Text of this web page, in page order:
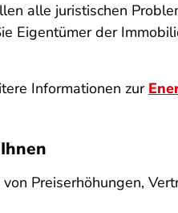
alle juristischen
Eigentümer der
Informationen zur
von Preiserhöhungen,